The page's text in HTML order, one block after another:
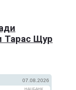
Тарас Щур